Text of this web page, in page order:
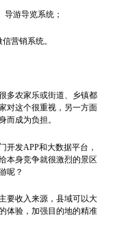
游导览系统；
营销系统。
多农家乐或街道、乡镇都
对这个很重视，另一方面
而成为负担。
开发APP和大数据平台，
本身竞争就很激烈的景区
呢？
要收入来源，县域可以大
体验，加强目的地的精准